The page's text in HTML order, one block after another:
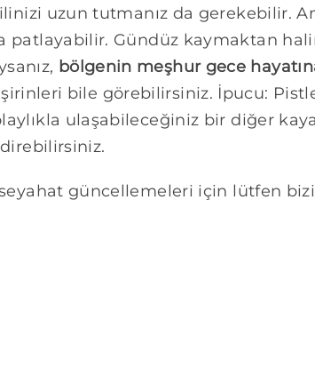
uzun tutmanız da gerekebilir.
patlayabilir. Gündüz kaymaktan
bölgenin meşhur gece
bile görebilirsiniz. İpucu:
ulaşabileceğiniz bir diğer
güncellemeleri için lütfen